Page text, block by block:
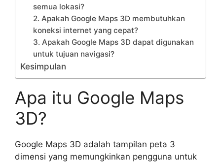
semua lokasi?
2. Apakah Google Maps 3D membutuhkan
koneksi internet yang cepat?
3. Apakah Google Maps 3D dapat digunakan
untuk tujuan navigasi?
Kesimpulan
Apa itu Google Maps
3D?
Google Maps 3D adalah tampilan peta 3
dimensi yang memungkinkan pengguna untuk